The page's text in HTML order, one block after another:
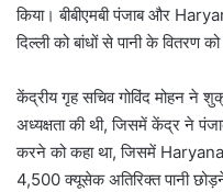
किया। बीबीएमबी पंजाब और
दिल्ली को बांधों से पानी के वितरण
केंद्रीय गृह सचिव गोविंद मोहन ने
अध्यक्षता की थी, जिसमें केंद्र ने
करने को कहा था, जिसमें
4,500 क्यूसेक अतिरिक्त पानी छोड़ने